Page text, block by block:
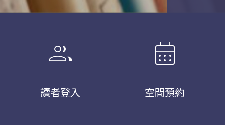
group
讀者登入
calendar_month
空間預約